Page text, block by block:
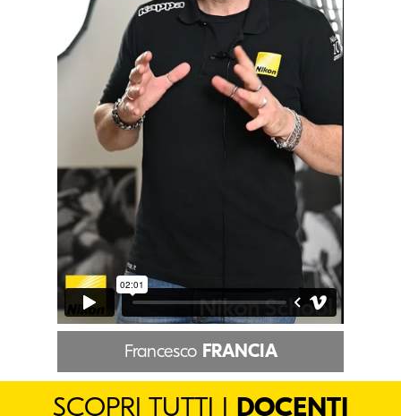
Francesco FRANCIA
SCOPRI TUTTI I DOCENTI